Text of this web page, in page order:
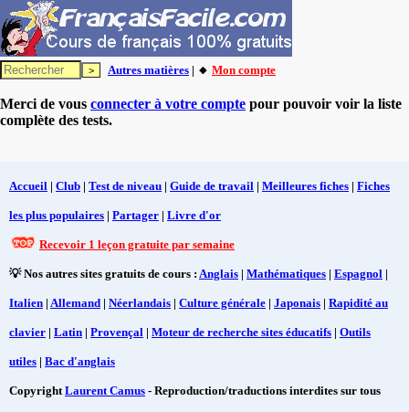
Autres matières | 🔸 Mon compte
Merci de vous connecter à votre compte pour pouvoir voir la liste
complète des tests.
Accueil | Club | Test de niveau | Guide de travail | Meilleures fiches | Fiches
les plus populaires | Partager | Livre d'or
Recevoir 1 leçon gratuite par semaine
💡 Nos autres sites gratuits de cours : Anglais | Mathématiques | Espagnol |
Italien | Allemand | Néerlandais | Culture générale | Japonais | Rapidité au
clavier | Latin | Provençal | Moteur de recherche sites éducatifs | Outils
utiles | Bac d'anglais
CopyrightLaurent Camus - Reproduction/traductions interdites sur tous